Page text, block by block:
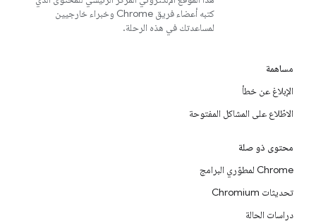
كتبه أعضاء فريق Chrome وخبراء خارجيين
لمساعدتك في هذه الرحلة.
مساهمة
الإبلاغ عن خطأ
الاطّلاع على المشاكل المفتوحة
محتوى ذو صلة
Chrome لمطوّري البرامج
تحديثات Chromium
دراسات الحالة